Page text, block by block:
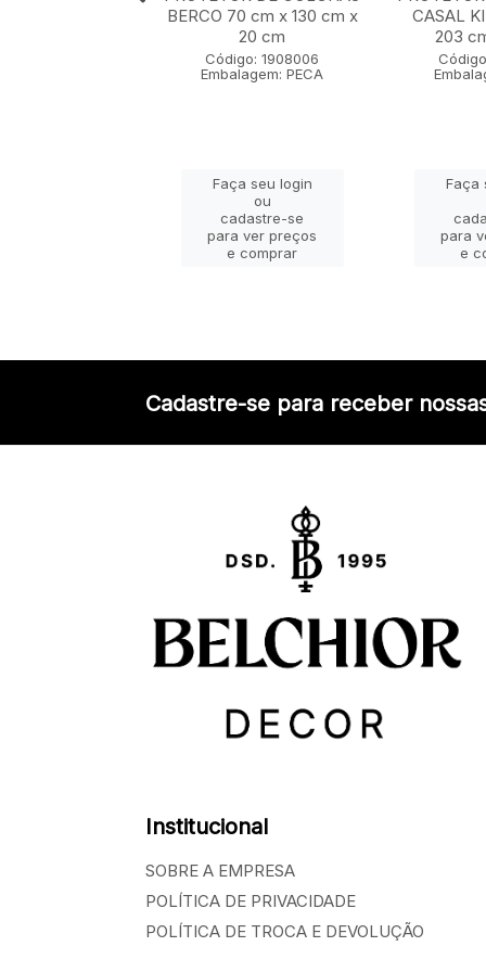
BERCO 70 cm x 130 cm x
20 cm
Código: 1908006
Embalagem: PECA
Faça seu login
ou
cadastre-se
para ver preços
e comprar
CASAL
203
Faça
para
e
Cadastre-se para receber
Institucional
SOBRE A EMPRESA
POLÍTICA DE PRIVACIDADE
POLÍTICA DE TROCA E DEVOLUÇÃO